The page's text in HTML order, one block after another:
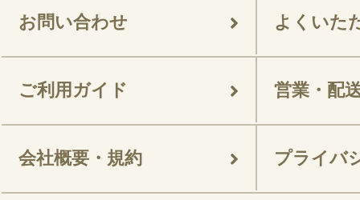
お問い合わせ よくいた
ご利用ガイド 営業・配
会社概要・規約 プライバ